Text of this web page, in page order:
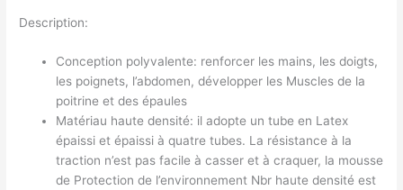
Description:
Conception polyvalente: renforcer les mains, les doigts,
les poignets, l’abdomen, développer les Muscles de la
poitrine et des épaules
Matériau haute densité: il adopte un tube en Latex
épaissi et épaissi à quatre tubes. La résistance à la
traction n’est pas facile à casser et à craquer, la mousse
de Protection de l’environnement Nbr haute densité est